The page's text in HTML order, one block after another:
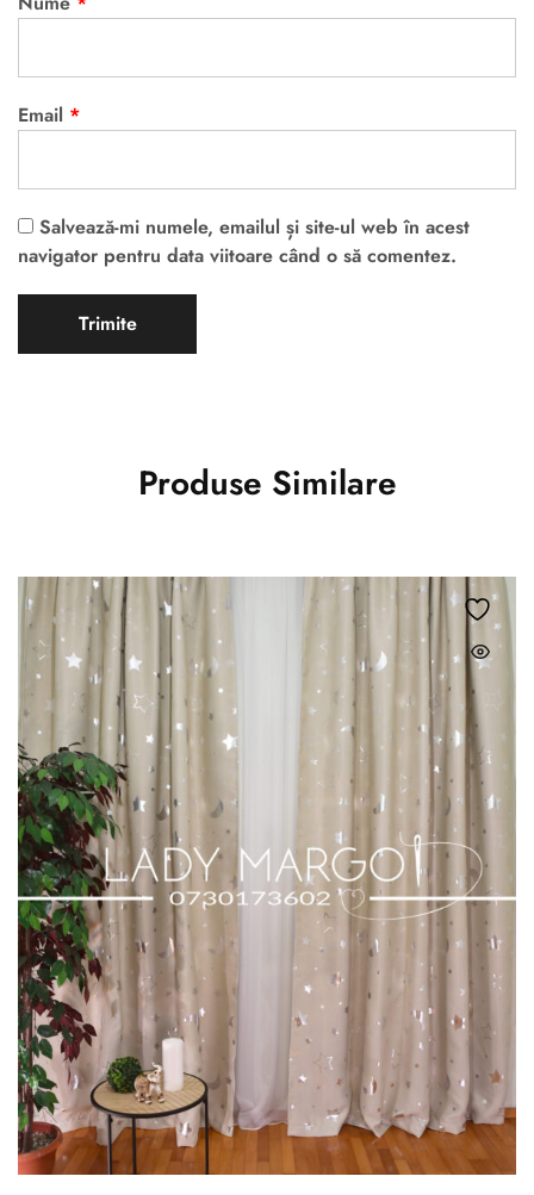
Email *
Salvează-mi numele, emailul și site-ul web în acest
navigator pentru data viitoare când o să comentez.
Produse Similare